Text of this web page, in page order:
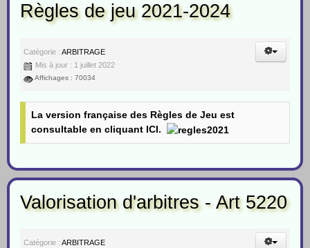
Règles de jeu 2021-2024
Catégorie : ARBITRAGE
Mis à jour : 1 juillet 2022
Affichages : 70034
La version française des Règles de Jeu est
consultable en cliquant ICI.
Valorisation d'arbitres - Art 5220
Catégorie : ARBITRAGE